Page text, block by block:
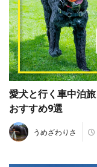
愛犬と行く車中泊
おすすめ9選
うめざわりさ